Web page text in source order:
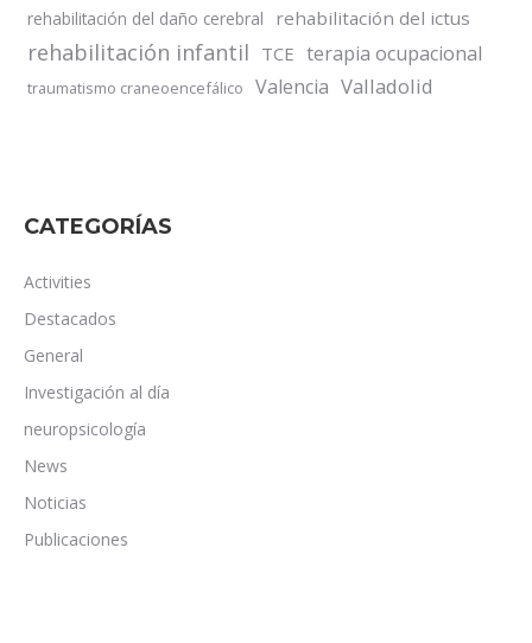
rehabilitación del daño cerebral rehabilitación del ictus
rehabilitación infantil TCE terapia ocupacional
traumatismo craneoencefálico Valencia Valladolid
CATEGORÍAS
Activities
Destacados
General
Investigación al día
neuropsicología
News
Noticias
Publicaciones